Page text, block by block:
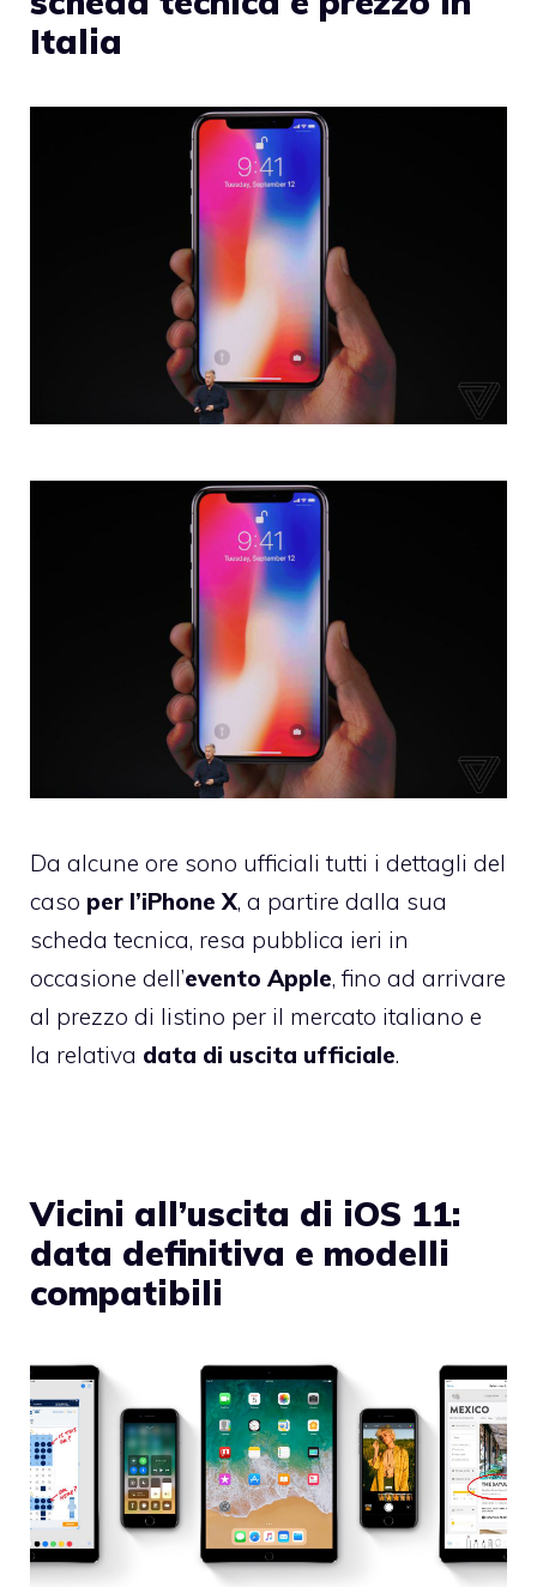
Italia
Da alcune ore sono ufficiali tutti i dettagli del
caso per l’iPhone X, a partire dalla sua
scheda tecnica, resa pubblica ieri in
occasione dell’evento Apple, fino ad arrivare
al prezzo di listino per il mercato italiano e
la relativa data di uscita ufficiale.
Vicini all’uscita di iOS 11:
data definitiva e modelli
compatibili